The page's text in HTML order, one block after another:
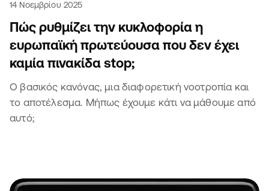
14 Νοεμβρίου 2025
Πώς ρυθμίζει την κυκλοφορία η
ευρωπαϊκή πρωτεύουσα που δεν έχει
καμία πινακίδα stop;
Ο βασικός κανόνας, μια διαφορετική νοοτροπία και
το αποτέλεσμα. Μήπως έχουμε κάτι να μάθουμε από
αυτό;